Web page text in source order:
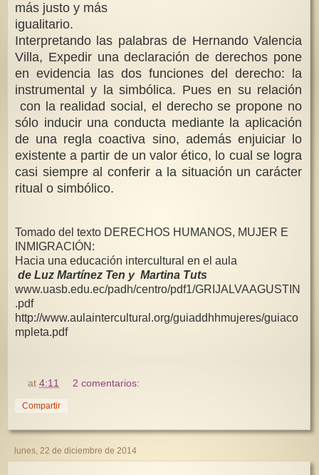
más justo y más
igualitario.
Interpretando las palabras de Hernando Valencia
Villa, Expedir una declaración de derechos pone
en evidencia las dos funciones del derecho: la
instrumental y la simbólica. Pues en su relación
con la realidad social, el derecho se propone no
sólo inducir una conducta mediante la aplicación
de una regla coactiva sino, además enjuiciar lo
existente a partir de un valor ético, lo cual se logra
casi siempre al conferir a la situación un carácter
ritual o simbólico.
Tomado del texto DERECHOS HUMANOS, MUJER E
INMIGRACIÓN:
Hacia una educación intercultural en el aula
de Luz Martínez Ten y Martina Tuts
www.uasb.edu.ec/padh/centro/pdf1/GRIJALVAAGUSTIN
.pdf
http://www.aulaintercultural.org/guiaddhhmujeres/guiaco
mpleta.pdf
at4:11 2 comentarios:
Compartir
lunes, 22 de diciembre de 2014